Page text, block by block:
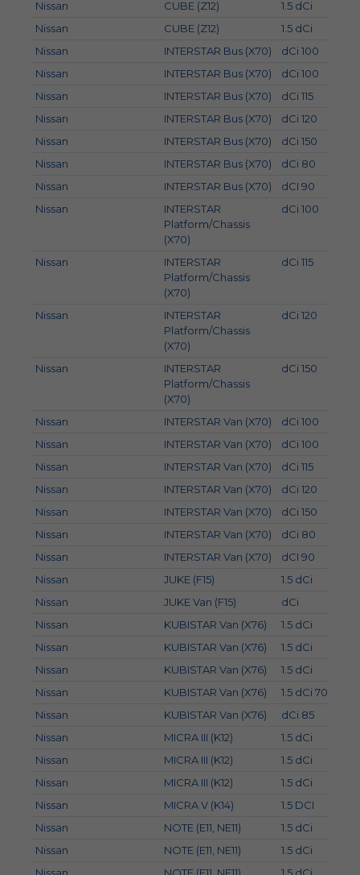
Nissan CUBE (Z12) 1.5 dCi
Nissan
CUBE (Z12) 1.5 dCi
Nissan
INTERSTAR Bus (X70) dCi 100
Nissan
INTERSTAR Bus (X70) dCi 100
Nissan
INTERSTAR Bus (X70) dCi 115
Nissan
INTERSTAR Bus (X70) dCi 120
Nissan
INTERSTAR Bus (X70) dCi 150
Nissan
INTERSTAR Bus (X70) dCi 80
Nissan
INTERSTAR Bus (X70) dCI 90
Nissan
INTERSTAR
Platform/Chassis
(X70)
dCi 100
Nissan
INTERSTAR
Platform/Chassis
(X70)
dCi 115
Nissan
INTERSTAR
Platform/Chassis
(X70)
dCi 120
Nissan
INTERSTAR
Platform/Chassis
(X70)
dCi 150
Nissan INTERSTAR Van (X70) dCi 100
Nissan
INTERSTAR Van (X70) dCi 100
Nissan
INTERSTAR Van (X70) dCi 115
Nissan
INTERSTAR Van (X70) dCi 120
Nissan
INTERSTAR Van (X70) dCi 150
Nissan
INTERSTAR Van (X70) dCi 80
Nissan
INTERSTAR Van (X70) dCI 90
Nissan
JUKE (F15) 1.5 dCi
Nissan
JUKE Van (F15) dCi
Nissan
KUBISTAR Van (X76) 1.5 dCi
Nissan
KUBISTAR Van (X76) 1.5 dCi
Nissan
KUBISTAR Van (X76) 1.5 dCi
Nissan
KUBISTAR Van (X76) 1.5 dCi 70
Nissan
KUBISTAR Van (X76) dCi 85
Nissan
MICRA III (K12) 1.5 dCi
Nissan
MICRA III (K12) 1.5 dCi
Nissan
MICRA III (K12) 1.5 dCi
Nissan
MICRA V (K14) 1.5 DCI
Nissan
NOTE (E11, NE11) 1.5 dCi
Nissan
NOTE (E11, NE11) 1.5 dCi